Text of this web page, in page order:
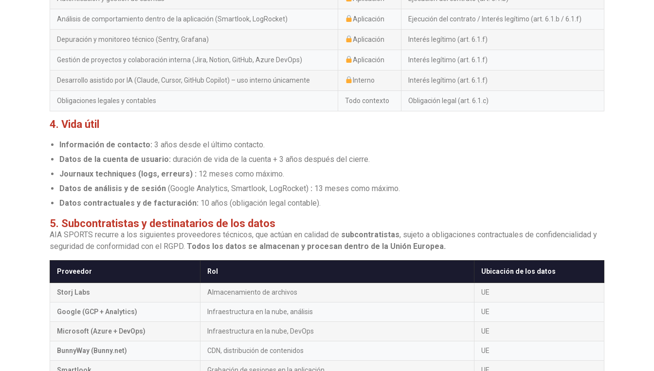
Análisis de comportamiento dentro de la aplicación (Smartlook, LogRocket) Aplicación Ejecución del contrato / Interés legítimo (art. 6.1.b / 6.1.f)
Depuración y monitoreo técnico (Sentry, Grafana) Aplicación Interés legítimo (art. 6.1.f)
Gestión de proyectos y colaboración interna (Jira, Notion, GitHub, Azure DevOps) Aplicación Interés legítimo (art. 6.1.f)
Desarrollo asistido por IA (Claude, Cursor, GitHub Copilot) – uso interno únicamente Interno Interés legítimo (art. 6.1.f)
Obligaciones legales y contables Todo contexto Obligación legal (art. 6.1.c)
4. Vida útil
Información de contacto: 3 años desde el último contacto.
Datos de la cuenta de usuario: duración de vida de la cuenta + 3 años después del cierre.
Journaux techniques (logs, erreurs) : 12 meses como máximo.
Datos de análisis y de sesión (Google Analytics, Smartlook, LogRocket) : 13 meses como máximo.
Datos contractuales y de facturación: 10 años (obligación legal contable).
5. Subcontratistas y destinatarios de los datos
AIA SPORTS recurre a los siguientes proveedores técnicos, que actúan en calidad de subcontratistas, sujeto a obligaciones contractuales de confidencialidad y
seguridad de conformidad con el RGPD. Todos los datos se almacenan y procesan dentro de la Unión Europea.
Proveedor Rol Ubicación de los datos
Storj Labs Almacenamiento de archivos UE
Google (GCP + Analytics) Infraestructura en la nube, análisis UE
Microsoft (Azure + DevOps) Infraestructura en la nube, DevOps UE
BunnyWay (Bunny.net) CDN, distribución de contenidos UE